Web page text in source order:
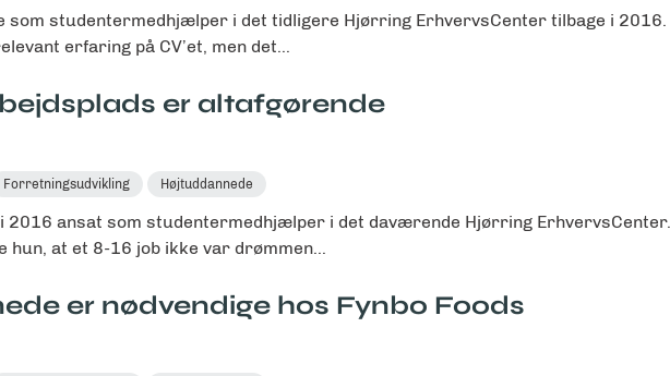
som studentermedhjælper i det tidligere Hjørring ErhvervsCenter tilbage i 2016.
erfaring på CV’et, men det...
er altafgørende
Forretningsudvikling Højtuddannede
2016 ansat som studentermedhjælper i det daværende Hjørring ErhvervsCenter.
hun, at et 8-16 job ikke var drømmen...
er nødvendige hos Fynbo Foods